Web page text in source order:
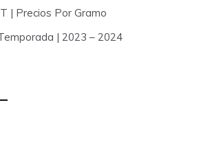
| Precios Por Gramo
| 2023 – 2024